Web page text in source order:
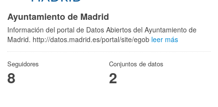
Ayuntamiento de Madrid
Información del portal de Datos Abiertos del Ayuntamiento de
Madrid. http://datos.madrid.es/portal/site/egob leer más
Seguidores
8
Conjuntos de datos
2